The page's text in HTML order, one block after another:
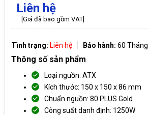
Liên hệ
[Giá đã bao gồm VAT]
Tình trạng: Liên hệ Bảo hành: 60 Tháng
Thông số sản phẩm
Loại nguồn: ATX
Kích thước: 150 x 150 x 86 mm
Chuẩn nguồn: 80 PLUS Gold
Công suất danh định: 1250W